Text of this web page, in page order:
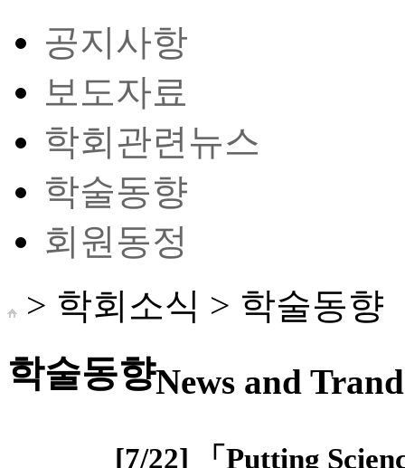
공지사항
보도자료
학회관련뉴스
학술동향
회원동정
> 학회소식 > 학술동향
학술동향News and
[7/22] 「Putting